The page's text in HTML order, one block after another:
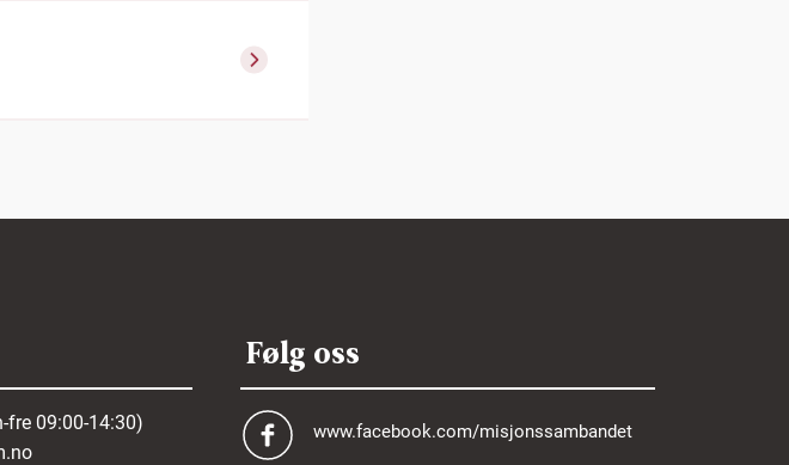
fre 09:00-14:30)
Følg oss
www.facebook.com/misjonssambandet